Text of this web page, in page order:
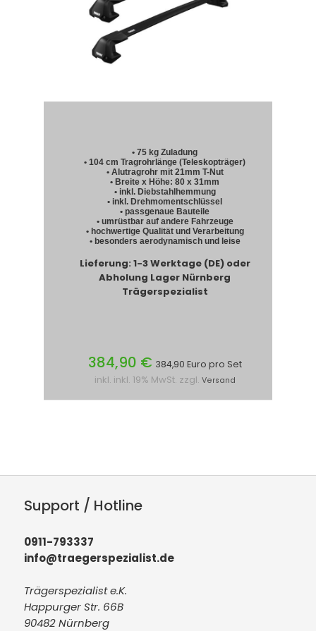
• 75 kg Zuladung
• 104 cm Tragrohrlänge (Teleskopträger)
• Alutragrohr mit 21mm T-Nut
• Breite x Höhe: 80 x 31mm
• inkl. Diebstahlhemmung
• inkl. Drehmomentschlüssel
• passgenaue Bauteile
• umrüstbar auf andere Fahrzeuge
• hochwertige Qualität und Verarbeitung
• besonders aerodynamisch und leise
Lieferung: 1-3 Werktage (DE) oder
Abholung Lager Nürnberg
Trägerspezialist
384,90 € 384,90 Euro pro Set
inkl. inkl. 19% MwSt. zzgl. Versand
Support / Hotline
0911-793337
info@traegerspezialist.de
Trägerspezialist e.K.
Happurger Str. 66B
90482 Nürnberg